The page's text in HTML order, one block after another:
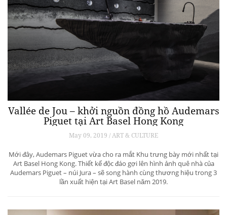
Vallée de Jou – khởi nguồn đồng hồ Audemars
Piguet tại Art Basel Hong Kong
May 09, 2019 / ART & CULTURE
Mới đây, Audemars Piguet vừa cho ra mắt Khu trưng bày mới nhất tại
Art Basel Hong Kong. Thiết kế độc đáo gợi lên hình ảnh quê nhà của
Audemars Piguet – núi Jura – sẽ song hành cùng thương hiệu trong 3
lần xuất hiện tại Art Basel năm 2019.